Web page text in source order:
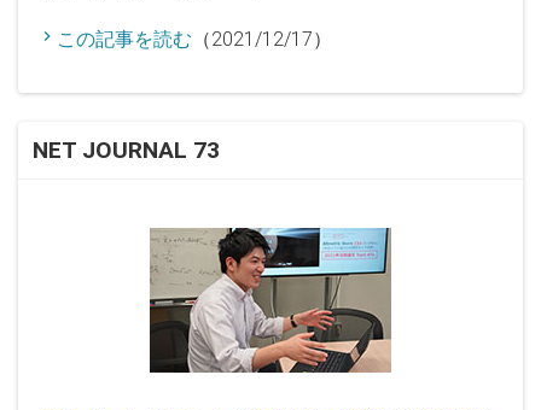
この記事を読む （2021/12/17）
NET JOURNAL 73